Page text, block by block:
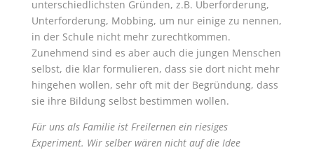
unterschiedlichsten Gründen, z.B. Überforderung,
Unterforderung, Mobbing, um nur einige zu nennen,
in der Schule nicht mehr zurechtkommen.
Zunehmend sind es aber auch die jungen Menschen
selbst, die klar formulieren, dass sie dort nicht mehr
hingehen wollen, sehr oft mit der Begründung, dass
sie ihre Bildung selbst bestimmen wollen.
Für uns als Familie ist Freilernen ein riesiges
Experiment. Wir selber wären nicht auf die Idee